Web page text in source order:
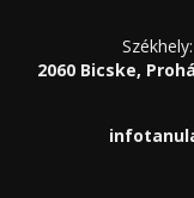
Székhely:
2060 Bicske,